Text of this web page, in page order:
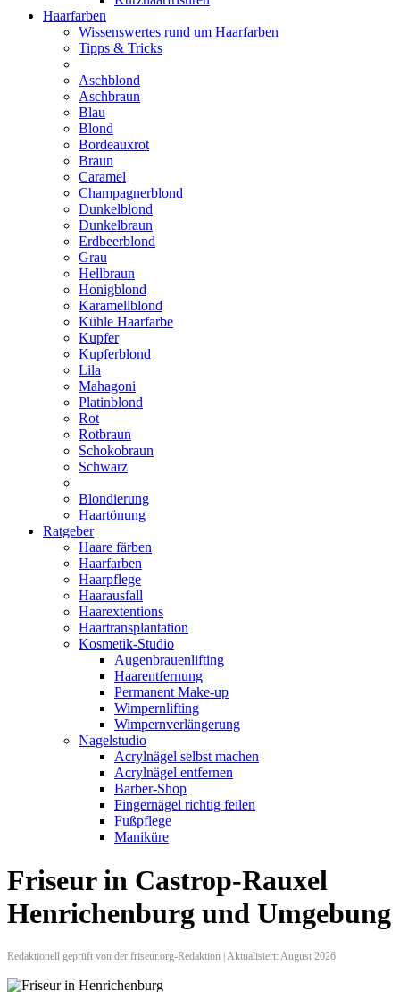
Haarfarben
Wissenswertes rund um Haarfarben
Tipps & Tricks
Aschblond
Aschbraun
Blau
Blond
Bordeauxrot
Braun
Caramel
Champagnerblond
Dunkelblond
Dunkelbraun
Erdbeerblond
Grau
Hellbraun
Honigblond
Karamellblond
Kühle Haarfarbe
Kupfer
Kupferblond
Lila
Mahagoni
Platinblond
Rot
Rotbraun
Schokobraun
Schwarz
Blondierung
Haartönung
Ratgeber
Haare färben
Haarfarben
Haarpflege
Haarausfall
Haarextentions
Haartransplantation
Kosmetik-Studio
Augenbrauenlifting
Haarentfernung
Permanent Make-up
Wimpernlifting
Wimpernverlängerung
Nagelstudio
Acrylnägel selbst machen
Acrylnägel entfernen
Barber-Shop
Fingernägel richtig feilen
Fußpflege
Maniküre
Friseur in Castrop-Rauxel
Henrichenburg und Umgebung
Redaktionell geprüft von der friseur.org-Redaktion | Aktualisiert: August 2026